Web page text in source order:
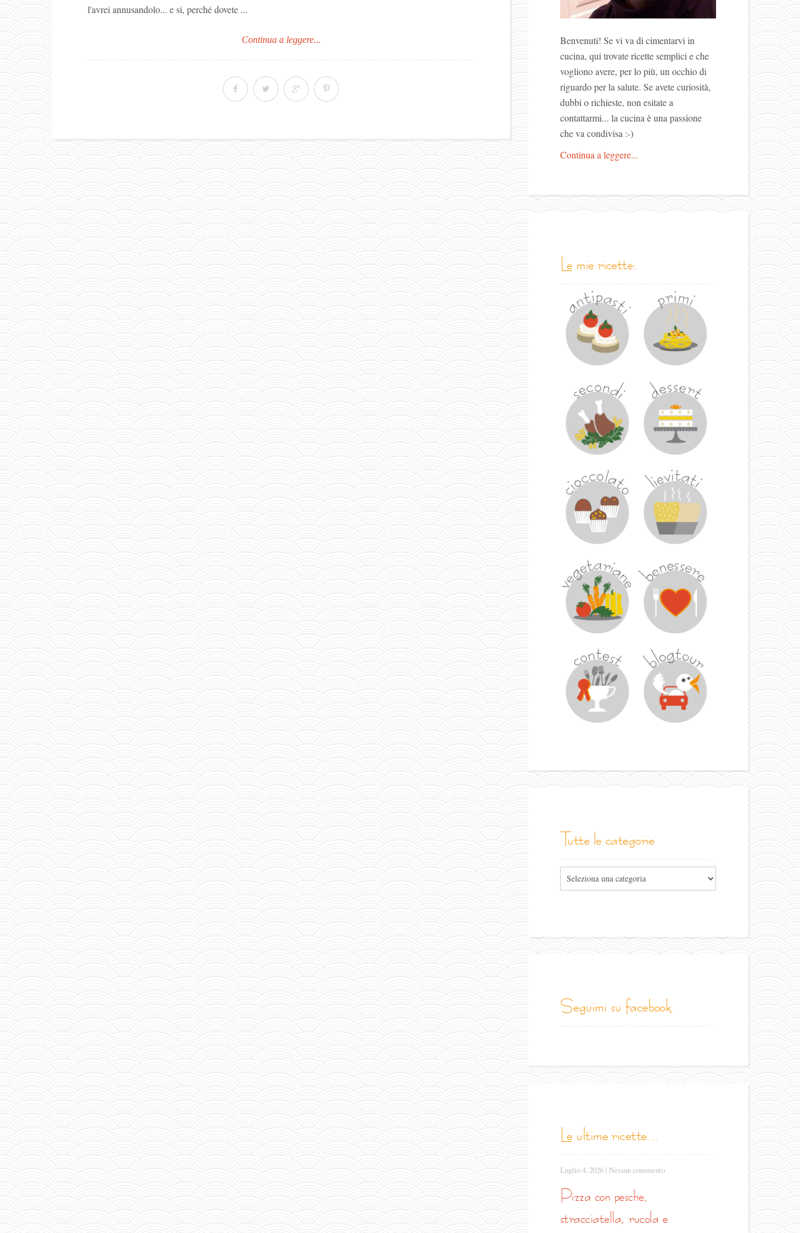
l'avrei annusandolo... e si, perché dovete ...
Continua a leggere...
Benvenuti! Se vi va di cimentarvi in
cucina, qui trovate ricette semplici e che
vogliono avere, per lo più, un occhio di
riguardo per la salute. Se avete curiosità,
dubbi o richieste, non esitate a
contattarmi... la cucina è una passione
che va condivisa :-)
Continua a leggere...
le mie ricette:
tutte le categorie
seguimi su facebook
le ultime ricette...
Luglio 4, 2026 | Nessun commento
pizza con pesche,
stracciatella, rucola e